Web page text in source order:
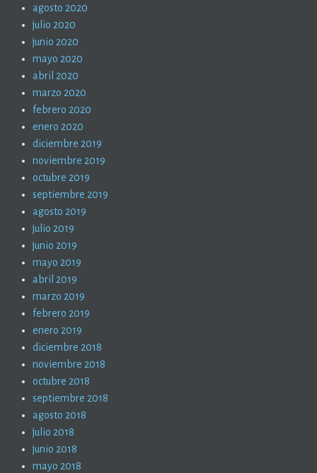
agosto 2020
julio 2020
junio 2020
mayo 2020
abril 2020
marzo 2020
febrero 2020
enero 2020
diciembre 2019
noviembre 2019
octubre 2019
septiembre 2019
agosto 2019
julio 2019
junio 2019
mayo 2019
abril 2019
marzo 2019
febrero 2019
enero 2019
diciembre 2018
noviembre 2018
octubre 2018
septiembre 2018
agosto 2018
julio 2018
junio 2018
mayo 2018